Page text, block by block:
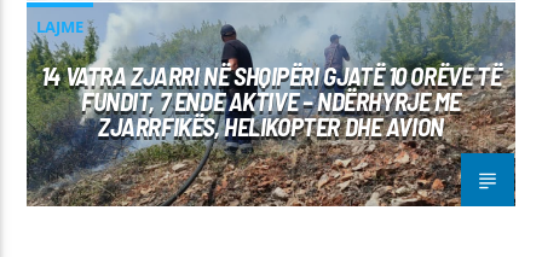
LAJME
14 VATRA ZJARRI NË SHQIPËRI GJATË 10 ORËVE TË
FUNDIT, 7 ENDE AKTIVE – NDËRHYRJE ME
ZJARRFIKËS, HELIKOPTER DHE AVION